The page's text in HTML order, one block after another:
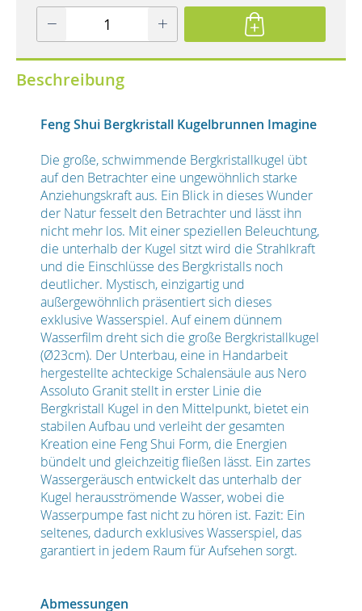
Beschreibung
Feng Shui Bergkristall Kugelbrunnen Imagine
Die große, schwimmende Bergkristallkugel übt
auf den Betrachter eine ungewöhnlich starke
Anziehungskraft aus. Ein Blick in dieses Wunder
der Natur fesselt den Betrachter und lässt ihn
nicht mehr los. Mit einer speziellen Beleuchtung,
die unterhalb der Kugel sitzt wird die Strahlkraft
und die Einschlüsse des Bergkristalls noch
deutlicher. Mystisch, einzigartig und
außergewöhnlich präsentiert sich dieses
exklusive Wasserspiel. Auf einem dünnem
Wasserfilm dreht sich die große Bergkristallkugel
(Ø23cm). Der Unterbau, eine in Handarbeit
hergestellte achteckige Schalensäule aus Nero
Assoluto Granit stellt in erster Linie die
Bergkristall Kugel in den Mittelpunkt, bietet ein
stabilen Aufbau und verleiht der gesamten
Kreation eine Feng Shui Form, die Energien
bündelt und gleichzeitig fließen lässt. Ein zartes
Wassergeräusch entwickelt das unterhalb der
Kugel herausströmende Wasser, wobei die
Wasserpumpe fast nicht zu hören ist. Fazit: Ein
seltenes, dadurch exklusives Wasserspiel, das
garantiert in jedem Raum für Aufsehen sorgt.
Abmessungen